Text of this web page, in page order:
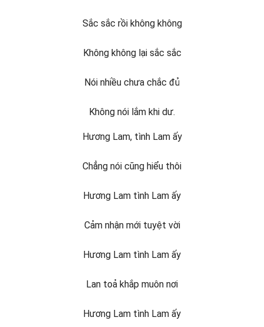
Sắc sắc rồi không không
Không không lại sắc sắc
Nói nhiều chưa chắc đủ
Không nói lắm khi dư.
Hương Lam, tình Lam ấy
Chẳng nói cũng hiểu thôi
Hương Lam tình Lam ấy
Cảm nhận mới tuyệt vời
Hương Lam tình Lam ấy
Lan toả khắp muôn nơi
Hương Lam tình Lam ấy